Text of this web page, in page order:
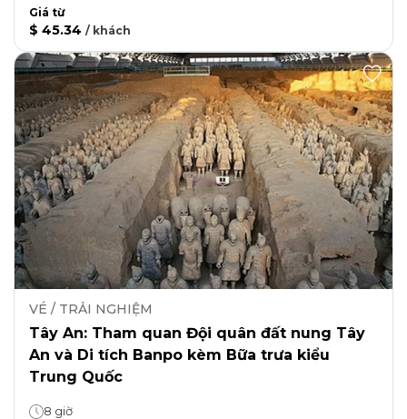
Giá từ
$ 45.34 / khách
VÉ / TRẢI NGHIỆM
Tây An: Tham quan Đội quân đất nung Tây
An và Di tích Banpo kèm Bữa trưa kiểu
Trung Quốc
8 giờ